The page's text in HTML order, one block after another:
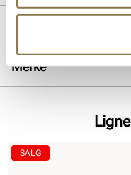
Overdel:Glatt skinn,
For:Textil
Såle:Gummi
Merke
SALG